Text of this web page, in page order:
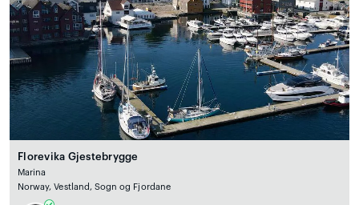
Florevika Gjestebrygge
Marina
Norway, Vestland, Sogn og Fjordane